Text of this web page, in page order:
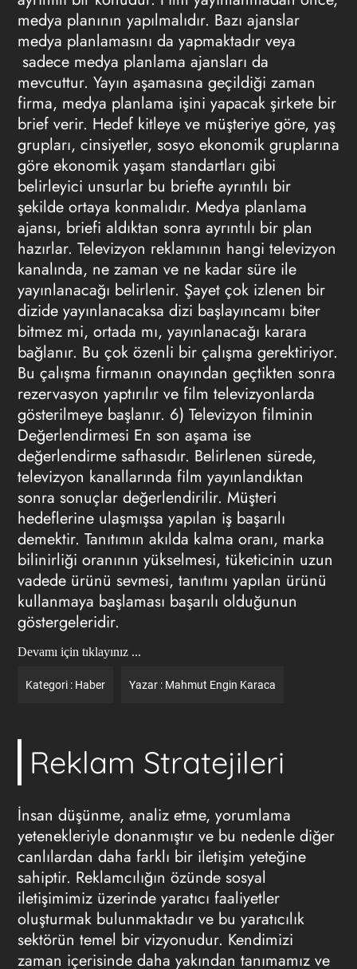
medya planının yapılmalıdır. Bazı ajanslar
medya planlamasını da yapmaktadır veya
sadece medya planlama ajansları da
mevcuttur. Yayın aşamasına geçildiği zaman
firma, medya planlama işini yapacak şirkete bir
brief verir. Hedef kitleye ve müşteriye göre, yaş
grupları, cinsiyetler, sosyo ekonomik gruplarına
göre ekonomik yaşam standartları gibi
belirleyici unsurlar bu briefte ayrıntılı bir
şekilde ortaya konmalıdır. Medya planlama
ajansı, briefi aldıktan sonra ayrıntılı bir plan
hazırlar. Televizyon reklamının hangi televizyon
kanalında, ne zaman ve ne kadar süre ile
yayınlanacağı belirlenir. Şayet çok izlenen bir
dizide yayınlanacaksa dizi başlayıncamı biter
bitmez mi, ortada mı, yayınlanacağı karara
bağlanır. Bu çok özenli bir çalışma gerektiriyor.
Bu çalışma firmanın onayından geçtikten sonra
rezervasyon yaptırılır ve film televizyonlarda
gösterilmeye başlanır. 6) Televizyon filminin
Değerlendirmesi En son aşama ise
değerlendirme safhasıdır. Belirlenen sürede,
televizyon kanallarında film yayınlandıktan
sonra sonuçlar değerlendirilir. Müşteri
hedeflerine ulaşmışsa yapılan iş başarılı
demektir. Tanıtımın akılda kalma oranı, marka
bilinirliği oranının yükselmesi, tüketicinin uzun
vadede ürünü sevmesi, tanıtımı yapılan ürünü
kullanmaya başlaması başarılı olduğunun
göstergeleridir.
Devamı için tıklayınız ...
Kategori : Haber Yazar : Mahmut Engin Karaca
Reklam Stratejileri
İnsan düşünme, analiz etme, yorumlama
yetenekleriyle donanmıştır ve bu nedenle diğer
canlılardan daha farklı bir iletişim yeteğine
sahiptir. Reklamcılığın özünde sosyal
iletişimimiz üzerinde yaratıcı faaliyetler
oluşturmak bulunmaktadır ve bu yaratıcılık
sektörün temel bir vizyonudur. Kendimizi
zaman içerisinde daha yakından tanımamız ve